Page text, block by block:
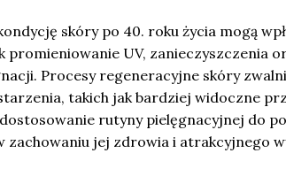
skóry po 40. roku życia mogą
promieniowanie UV, zanieczyszczenia
Procesy regeneracyjne skóry
takich jak bardziej widoczne
rutyny pielęgnacyjnej do
zachowaniu jej zdrowia i atrakcyjnego